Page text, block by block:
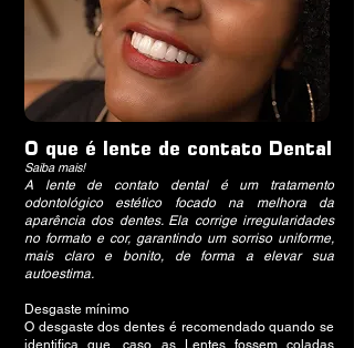
O que é lente de contato Dental
Saiba mais!
A lente de contato dental é um tratamento
odontológico estético focado na melhora da
aparência dos dentes. Ela corrige irregularidades
no formato e cor, garantindo um sorriso uniforme,
mais claro e bonito, de forma a elevar sua
autoestima.
Desgaste mínimo
O desgaste dos dentes é recomendado quando se
identifica que, caso as Lentes fossem coladas